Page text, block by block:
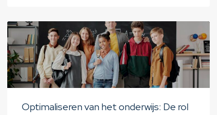
Optimaliseren van het onderwijs: De rol